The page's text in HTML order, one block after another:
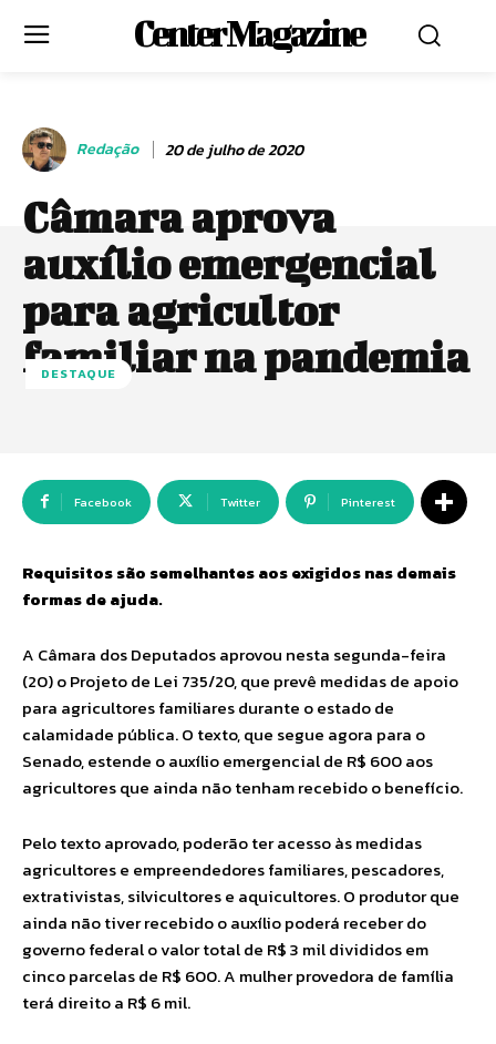
Center Magazine
Redação 20 de julho de 2020
Câmara aprova
auxílio emergencial
para agricultor
familiar na pandemia
DESTAQUE
Facebook Twitter Pinterest
Requisitos são semelhantes aos exigidos nas demais
formas de ajuda.
A Câmara dos Deputados aprovou nesta segunda-feira
(20) o Projeto de Lei 735/20, que prevê medidas de apoio
para agricultores familiares durante o estado de
calamidade pública. O texto, que segue agora para o
Senado, estende o auxílio emergencial de R$ 600 aos
agricultores que ainda não tenham recebido o benefício.
Pelo texto aprovado, poderão ter acesso às medidas
agricultores e empreendedores familiares, pescadores,
extrativistas, silvicultores e aquicultores. O produtor que
ainda não tiver recebido o auxílio poderá receber do
governo federal o valor total de R$ 3 mil divididos em
cinco parcelas de R$ 600. A mulher provedora de família
terá direito a R$ 6 mil.